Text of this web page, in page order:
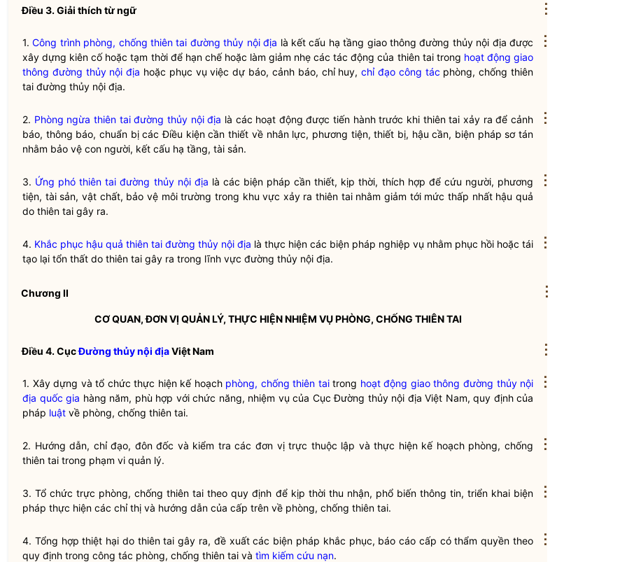
Điều 3. Giải thích từ ngữ
1.Công trình phòng, chống thiên tai đường thủy nội địa là kết cấu hạ tầng giao thông đường thủy nội địa được
xây dựng kiên cố hoặc tạm thời để hạn chế hoặc làm giảm nhẹ các tác động của thiên tai trong hoạt động giao
thông đường thủy nội địa hoặc phục vụ việc dự báo, cảnh báo, chỉ huy,chỉ đạo công tác phòng, chống thiên
tai đường thủy nội địa.
2. Phòng ngừa thiên tai đường thủy nội địa là các hoạt động được tiến hành trước khi thiên tai xảy ra để cảnh
báo, thông báo, chuẩn bị các Điều kiện cần thiết về nhân lực, phương tiện, thiết bị, hậu cần, biện pháp sơ tán
nhằm bảo vệ con người, kết cấu hạ tầng, tài sản.
3. Ứng phó thiên tai đường thủy nội địa là các biện pháp cần thiết, kịp thời, thích hợp để cứu người, phương
tiện, tài sản, vật chất, bảo vệ môi trường trong khu vực xảy ra thiên tai nhằm giảm tới mức thấp nhất hậu quả
do thiên tai gây ra.
4. Khắc phục hậu quả thiên tai đường thủy nội địa là thực hiện các biện pháp nghiệp vụ nhằm phục hồi hoặc tái
tạo lại tổn thất do thiên tai gây ra trong lĩnh vực đường thủy nội địa.
Chương II
CƠ QUAN, ĐƠN VỊ QUẢN LÝ, THỰC HIỆN NHIỆM VỤPHÒNG, CHỐNG THIÊN TAI
Điều 4. CụcĐường thủy nội địaViệt Nam
1. Xây dựng và tổ chức thực hiện kế hoạch phòng, chống thiên taitrong hoạt động giao thông đường thủy nội
địa quốc gia hàng năm, phù hợp với chức năng, nhiệm vụ của Cục Đường thủy nội địa Việt Nam, quy định của
pháp luật về phòng, chống thiên tai.
2. Hướng dẫn, chỉ đạo, đôn đốc và kiểm tra các đơn vị trực thuộc lập và thực hiện kế hoạch phòng, chống
thiên tai trong phạm vi quản lý.
3. Tổ chức trực phòng, chống thiên tai theo quy định để kịp thời thu nhận, phổ biến thông tin, triển khai biện
pháp thực hiện các chỉ thị và hướng dẫn của cấp trên về phòng, chống thiên tai.
4. Tổng hợp thiệt hại do thiên tai gây ra, đề xuất các biện pháp khắc phục, báo cáo cấp có thẩmquyền theo
quy định trong công tác phòng, chống thiên tai và tìm kiếm cứu nạn.
⋮
⋮
⋮
⋮
⋮
⋮
⋮
⋮
⋮
⋮
⋮